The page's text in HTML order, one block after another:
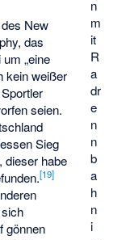
n
m
it
R
a
dr
e
n
n
b
a
h
n
i
New
das
„eine
kein weißer
seien.
Sieg
dieser habe
[19]
gönnen